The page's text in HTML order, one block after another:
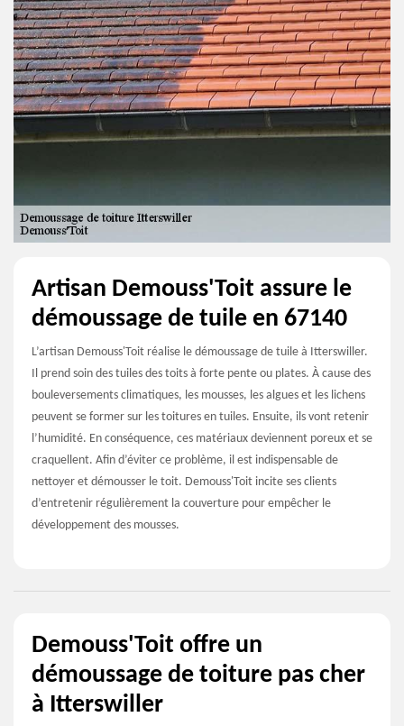
Artisan Demouss'Toit assure le
démoussage de tuile en 67140
L’artisan Demouss'Toit réalise le démoussage de tuile à Itterswiller.
Il prend soin des tuiles des toits à forte pente ou plates. À cause des
bouleversements climatiques, les mousses, les algues et les lichens
peuvent se former sur les toitures en tuiles. Ensuite, ils vont retenir
l’humidité. En conséquence, ces matériaux deviennent poreux et se
craquellent. Afin d’éviter ce problème, il est indispensable de
nettoyer et démousser le toit. Demouss'Toit incite ses clients
d’entretenir régulièrement la couverture pour empêcher le
développement des mousses.
Demouss'Toit offre un
démoussage de toiture pas cher
à Itterswiller